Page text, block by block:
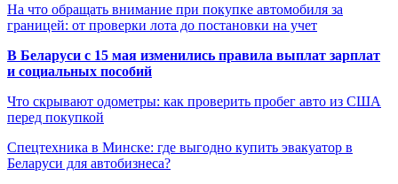
На что обращать внимание при покупке автомобиля за
границей: от проверки лота до постановки на учет
В Беларуси с 15 мая изменились правила выплат зарплат
и социальных пособий
Что скрывают одометры: как проверить пробег авто из США
перед покупкой
Спецтехника в Минске: где выгодно купить эвакуатор в
Беларуси для автобизнеса?